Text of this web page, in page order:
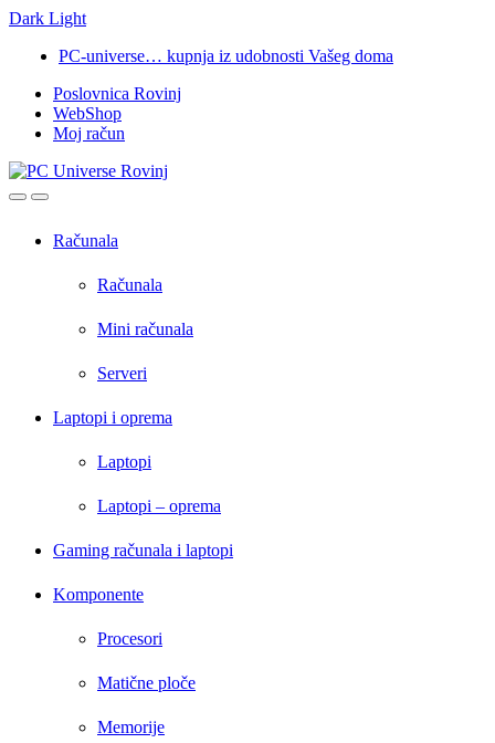
Dark Light
navigation
content
PC-universe… kupnja iz udobnosti Vašeg doma
Poslovnica Rovinj
WebShop
Moj račun
OpenClose
Računala
Računala
Mini računala
Serveri
Laptopi i oprema
Laptopi
Laptopi – oprema
Gaming računala i laptopi
Komponente
Procesori
Matične ploče
Memorije